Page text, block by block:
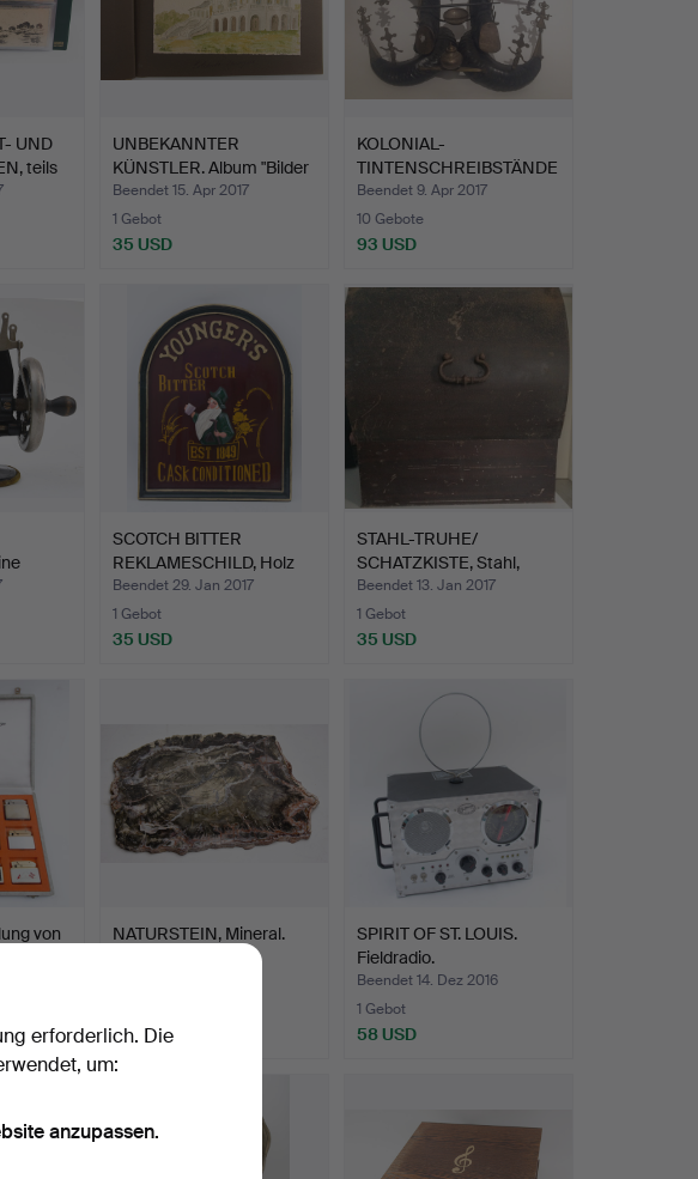
UND
teils
UNBEKANNTER
KÜNSTLER. Album "Bilder
aus Sc…
Beendet 15. Apr 2017
1 Gebot
35 USD
KOLONIAL-
TINTENSCHREIBSTÄNDE
R, Horn/ Mess…
Beendet 9. Apr 2017
10 Gebote
93 USD
SCOTCH BITTER
REKLAMESCHILD, Holz
mit Aufh…
Beendet 29. Jan 2017
1 Gebot
35 USD
STAHL-TRUHE/
SCHATZKISTE, Stahl,
innen rot…
Beendet 13. Jan 2017
1 Gebot
35 USD
von
NATURSTEIN, Mineral.
35 USD
SPIRIT OF ST. LOUIS.
Fieldradio.
Beendet 14. Dez 2016
1 Gebot
58 USD
erforderlich. Die
um:
anzupassen.